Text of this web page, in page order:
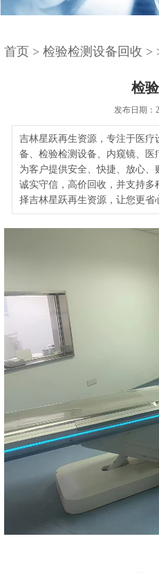
首页 > 检验检测设备回收 >
检
发布日期：
吉林星跃再生资源，专注于医
备、检验检测设备、内窥镜、
为客户提供安全、快捷、放心
诚实守信，高价回收，并支持
择吉林星跃再生资源，让您更省